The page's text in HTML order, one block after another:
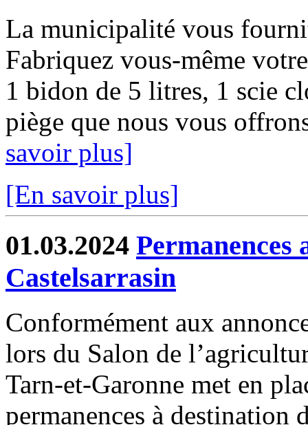
La municipalité vous
Fabriquez vous-même
1 bidon de 5 litres, 1 scie
piège que nous vous
savoir plus]
[En savoir plus]
01.03.2024 Permanences
Castelsarrasin
Conformément aux
lors du Salon de
Tarn-et-Garonne met en
permanences à destination